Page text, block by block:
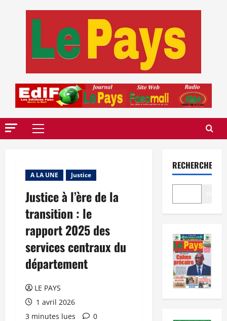
Menu
A LA UNE Justice
Justice à l’ère de la
transition : le
rapport 2025 des
services centraux du
département
LE PAYS
1 avril 2026
3 minutes lues
0
RECHERCHER